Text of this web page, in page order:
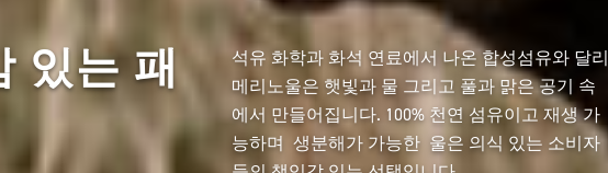
있는 패
석유 화학과 화석 연료에서 나온 합성섬유와 달리
메리노울은 햇빛과 물 그리고 풀과 맑은 공기 속
에서 만들어집니다. 100% 천연 섬유이고 재생 가
능하며 생분해가 가능한 울은 의식 있는 소비자